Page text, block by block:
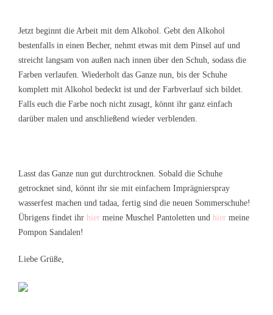
Jetzt beginnt die Arbeit mit dem Alkohol. Gebt den Alkohol
bestenfalls in einen Becher, nehmt etwas mit dem Pinsel auf und
streicht langsam von außen nach innen über den Schuh, sodass die
Farben verlaufen. Wiederholt das Ganze nun, bis der Schuhe
komplett mit Alkohol bedeckt ist und der Farbverlauf sich bildet.
Falls euch die Farbe noch nicht zusagt, könnt ihr ganz einfach
darüber malen und anschließend wieder verblenden.
Lasst das Ganze nun gut durchtrocknen. Sobald die Schuhe
getrocknet sind, könnt ihr sie mit einfachem Imprägnierspray
wasserfest machen und tadaa, fertig sind die neuen Sommerschuhe!
Übrigens findet ihr hier meine Muschel Pantoletten und hier meine
Pompon Sandalen!
Liebe Grüße,